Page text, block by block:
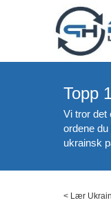
Topp
Vi tror det
ordene
ukrainsk
< Lær